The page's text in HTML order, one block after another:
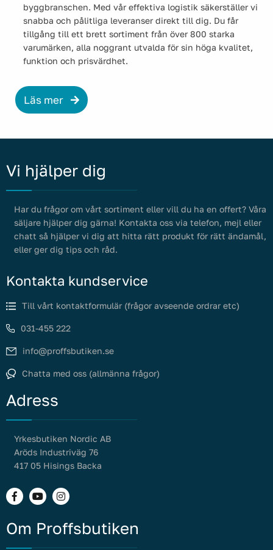
byggbranschen. Med vår effektiva logistik säkerställer vi
snabba och pålitliga leveranser direkt till dig. Du får
tillgång till ett brett sortiment från över 800 starka
varumärken, alla noggrant utvalda för sin höga kvalitet,
funktion och prisvärdhet.
Läs mer
Vi hjälper dig
Har du frågor om vårt sortiment eller vill du ha en offert? Våra
säljare hjälper dig gärna! Kontakta oss via telefon, mejl eller
chatt så hjälper vi dig att hitta rätt produkt för rätt ändamål,
eller ger dig tips och råd.
Kontakta kundservice
Till vårt kontaktformulär (frågor avseende ordrar etc)
031-455 222
info@proffsbutiken.se
Chatta med oss (allmänna frågor)
Adress
Yrkesbutiken Nordic AB
Aröds Industriväg 76
417 05 Hisings Backa
Om Proffsbutiken